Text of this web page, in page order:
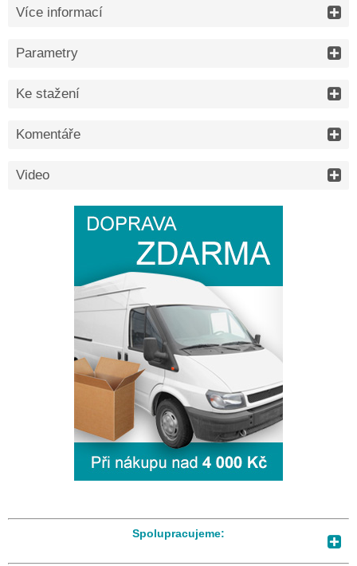
Více informací
Parametry
Ke stažení
Komentáře
Video
Spolupracujeme: